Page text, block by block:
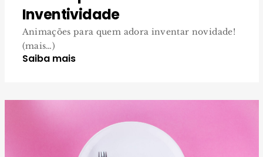
Inventividade
Animações para quem adora inventar novidade!
(mais…)
Saiba mais